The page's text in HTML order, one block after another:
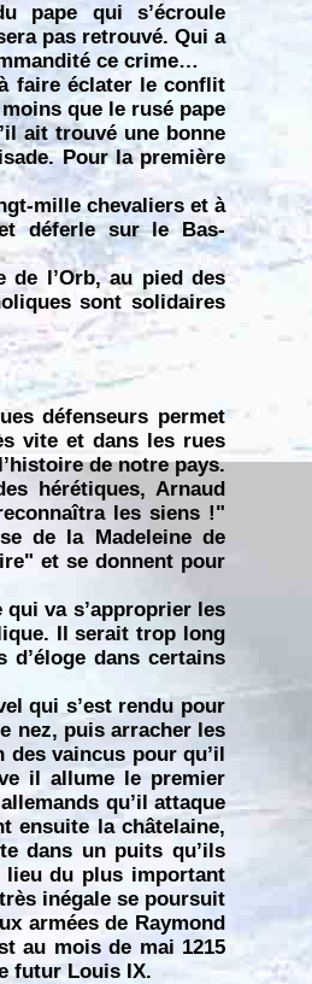
pape qui s’écroule
pas retrouvé. Qui a
ce crime…
faire éclater le conflit
que le rusé pape
ait trouvé une bonne
Pour la première
mille chevaliers et à
déferle sur le Bas-
l’Orb, au pied des
sont solidaires
défenseurs permet
vite et dans les rues
de notre pays.
hérétiques, Arnaud
les siens !"
de la Madeleine de
et se donnent pour
va s’approprier les
Il serait trop long
dans certains
qui s’est rendu pour
nez, puis arracher les
vaincus pour qu’il
il allume le premier
qu’il attaque
ensuite la châtelaine,
dans un puits qu’ils
lieu du plus important
inégale se poursuit
armées de Raymond
au mois de mai 1215
futur Louis IX.